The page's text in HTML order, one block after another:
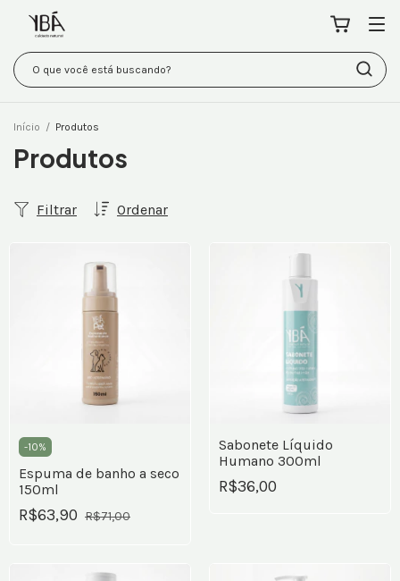
Início / Produtos
Produtos
Ordenar
Filtrar
-10%
Espuma de banho a seco
150ml
R$63,90 R$71,00
Sabonete Líquido
Humano 300ml
R$36,00